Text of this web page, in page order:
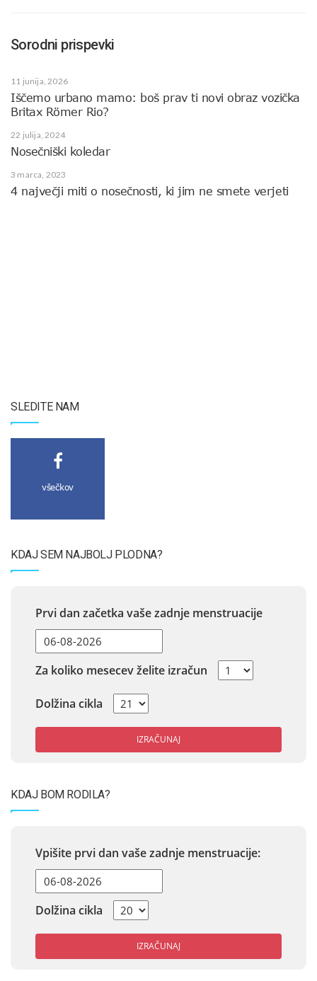
Sorodni prispevki
11 junija, 2026
Iščemo urbano mamo: boš prav ti novi obraz vozička
Britax Römer Rio?
22 julija, 2024
Nosečniški koledar
3 marca, 2023
4 največji miti o nosečnosti, ki jim ne smete verjeti
SLEDITE NAM
všečkov
KDAJ SEM NAJBOLJ PLODNA?
Prvi dan začetka vaše zadnje menstruacije
Za koliko mesecev želite izračun
Dolžina cikla
IZRAČUNAJ
KDAJ BOM RODILA?
Vpišite prvi dan vaše zadnje menstruacije:
Dolžina cikla
IZRAČUNAJ